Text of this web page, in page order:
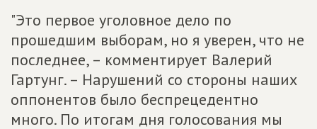
"Это первое уголовное дело по
прошедшим выборам, но я уверен, что не
последнее, – комментирует Валерий
Гартунг. – Нарушений со стороны наших
оппонентов было беспрецедентно
много. По итогам дня голосования мы